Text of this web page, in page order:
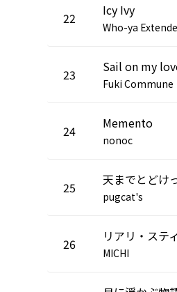
22 Icy Ivy
Who-ya
23 Sail on my
Fuki Commune
24 Memento
nonoc
25 天までとどけ
pugcat's
26 リアリ・ステ
MICHI